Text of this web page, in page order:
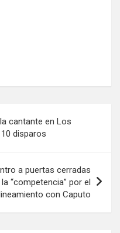
cantante en Los
disparos
a puertas cerradas
“competencia” por el
con Caputo